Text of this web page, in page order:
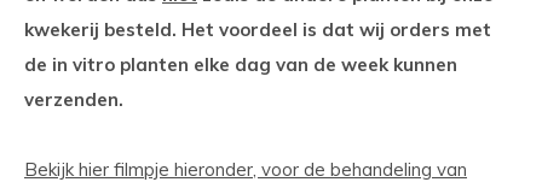
kwekerij besteld. Het voordeel is dat wij orders met
de in vitro planten elke dag van de week kunnen
verzenden.
Bekijk hier filmpje hieronder, voor de behandeling van